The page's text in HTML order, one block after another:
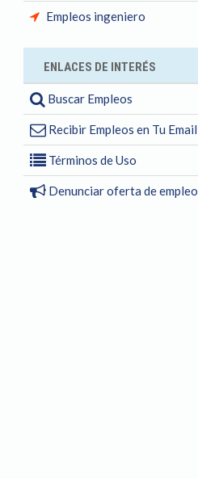
Empleos ingeniero
ENLACES DE INTERÉS
Buscar Empleos
Recibir Empleos en Tu Email
Términos de Uso
Denunciar oferta de empleo